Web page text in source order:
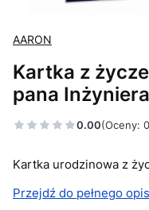
AARON
Kartka z
pana Inżyniera
0.00(Oceny:
Kartka urodzinowa z
Przejdź do pełnego